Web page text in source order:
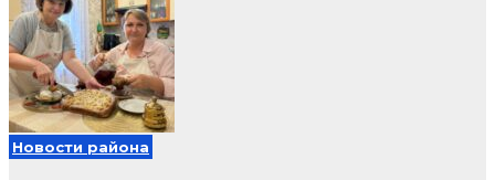
Новости района